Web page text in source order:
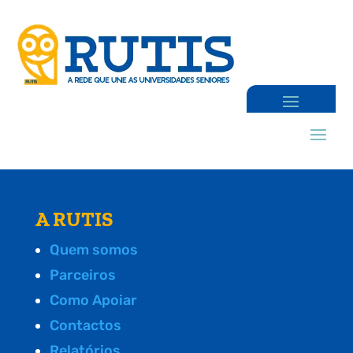
A RUTIS
Quem somos
Parceiros
Como Apoiar
Contactos